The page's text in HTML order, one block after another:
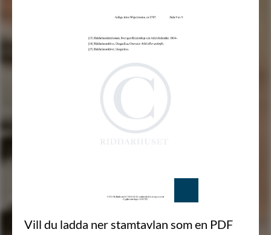
Vill du ladda ner stamtavlan som en PDF